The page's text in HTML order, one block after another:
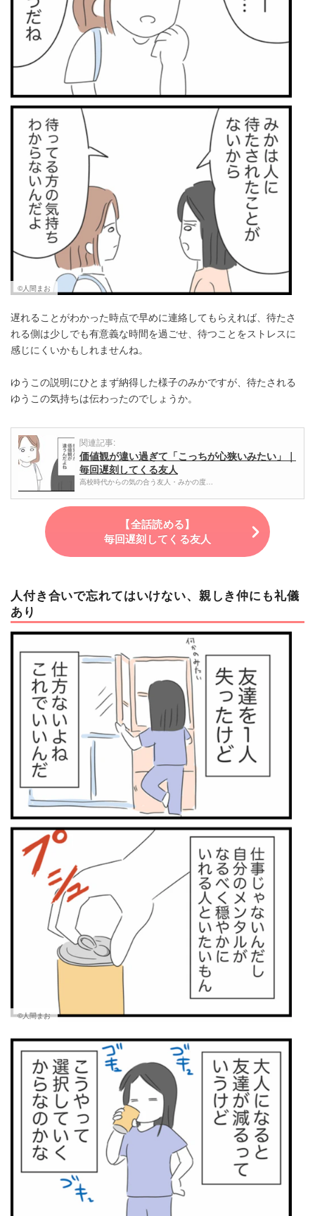
©人間まお
遅れることがわかった時点で早めに連絡してもらえれば、待たさ
れる側は少しでも有意義な時間を過ごせ、待つことをストレスに
感じにくいかもしれませんね。
ゆうこの説明にひとまず納得した様子のみかですが、待たされる
ゆうこの気持ちは伝わったのでしょうか。
関連記事:
価値観が違い過ぎて「こっちが心狭いみたい」｜
毎回遅刻してくる友人
高校時代からの気の合う友人・みかの度…
【全話読める】
毎回遅刻してくる友人
人付き合いで忘れてはいけない、親しき仲にも礼儀
あり
©人間まお